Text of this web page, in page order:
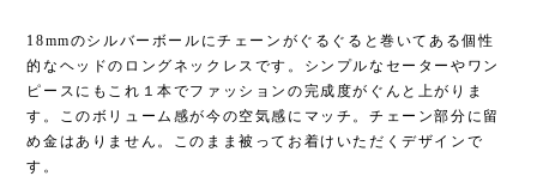
18mmのシルバーボールにチェーンがぐるぐると巻いてある個性
的なヘッドのロングネックレスです。シンプルなセーターやワン
ピースにもこれ１本でファッションの完成度がぐんと上がりま
す。このボリューム感が今の空気感にマッチ。チェーン部分に留
め金はありません。このまま被ってお着けいただくデザインで
す。